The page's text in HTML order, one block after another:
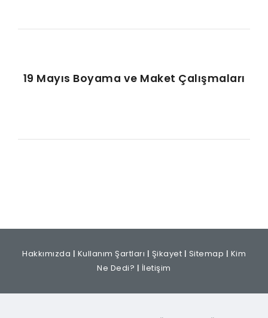
19 Mayıs Boyama ve Maket Çalışmaları
Hakkımızda | Kullanım Şartları | Şikayet | Sitemap | Kim
Ne Dedi? | İletişim